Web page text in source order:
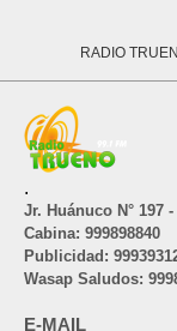
RADIO
.
Jr. Huánuco N° 197
Cabina: 999898840
Publicidad:
Wasap Saludos:
E-MAIL